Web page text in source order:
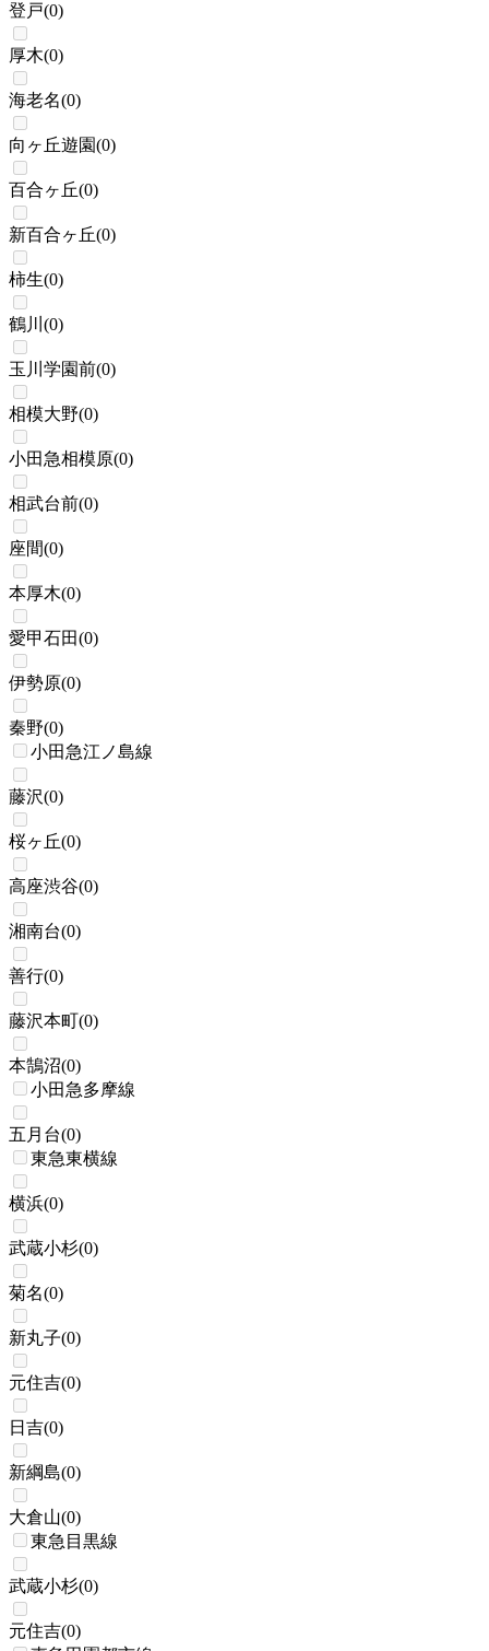
登戸(0)
厚木(0)
海老名(0)
向ヶ丘遊園(0)
百合ヶ丘(0)
新百合ヶ丘(0)
柿生(0)
鶴川 (0)
玉川学園前(0)
相模大野(0)
小田急相模原(0)
相武台前(0)
座間(0)
本厚木(0)
愛甲石田(0)
伊勢原(0)
秦野(0)
小田急江ノ島線
藤沢(0)
桜ヶ丘(0)
高座渋谷(0)
湘南台(0)
善行(0)
藤沢本町(0)
本鵠沼(0)
小田急多摩線
五月台(0)
東急東横線
横浜(0)
武蔵小杉(0)
菊名(0)
新丸子(0)
元住吉(0)
日吉(0)
新綱島(0)
大倉山(0)
東急目黒線
武蔵小杉(0)
元住吉(0)